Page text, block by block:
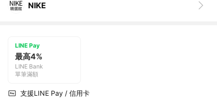
NIKE
LINE Pay
最高4%
LINE Bank
單筆滿額
支援LINE Pay / 信用卡